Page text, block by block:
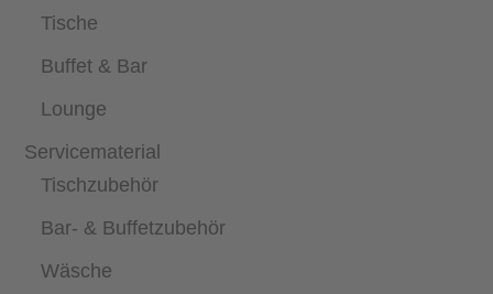
Tische
Buffet & Bar
Lounge
Servicematerial
Tischzubehör
Bar- & Buffetzubehör
Wäsche